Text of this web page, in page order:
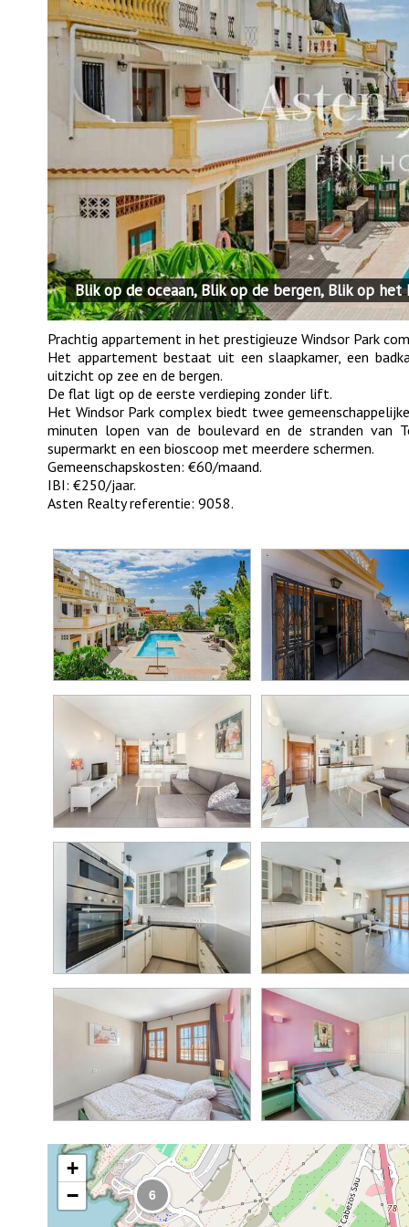
Blik op de oceaan, Blik op de bergen, Blik op het
Prachtig appartement in het prestigieuze Windsor Park
Het appartement bestaat uit een slaapkamer, een
uitzicht op zee en de bergen.
De flat ligt op de eerste verdieping zonder lift.
Het Windsor Park complex biedt twee
minuten lopen van de boulevard en de stranden van
supermarkt en een bioscoop met meerdere schermen.
Gemeenschapskosten: €60/maand.
IBI: €250/jaar.
Asten Realty referentie: 9058.
3
6
4
+
−